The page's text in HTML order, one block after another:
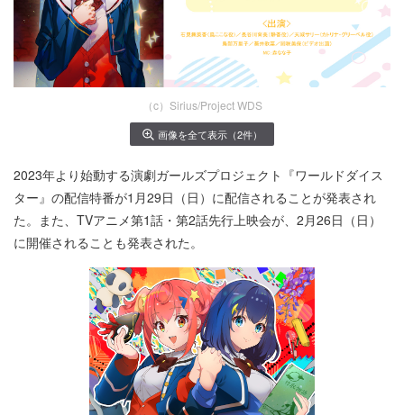
（c）Sirius/Project WDS
画像を全て表示（2件）
2023年より始動する演劇ガールズプロジェクト『ワールドダイス
ター』の配信特番が1月29日（日）に配信されることが発表され
た。また、TVアニメ第1話・第2話先行上映会が、2月26日（日）
に開催されることも発表された。